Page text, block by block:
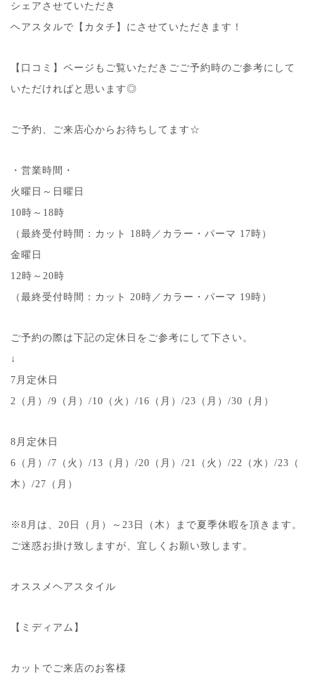
シェアさせていただき
ヘアスタルで【カタチ】にさせていただきます！
【口コミ】ページもご覧いただきごご予約時のご参考にして
いただければと思います◎
ご予約、ご来店心からお待ちしてます☆
・営業時間・
火曜日～日曜日
10時～18時
（最終受付時間：カット 18時／カラー・パーマ 17時）
金曜日
12時～20時
（最終受付時間：カット 20時／カラー・パーマ 19時）
ご予約の際は下記の定休日をご参考にして下さい。
↓
7月定休日
2（月）/9（月）/10（火）/16（月）/23（月）/30（月）
8月定休日
6（月）/7（火）/13（月）/20（月）/21（火）/22（水）/23（
木）/27（月）
※8月は、20日（月）～23日（木）まで夏季休暇を頂きます。
ご迷惑お掛け致しますが、宜しくお願い致します。
オススメヘアスタイル
【ミディアム】
カットでご来店のお客様